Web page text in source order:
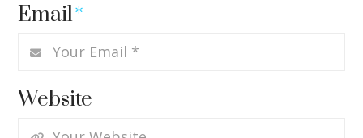
Email*
Website